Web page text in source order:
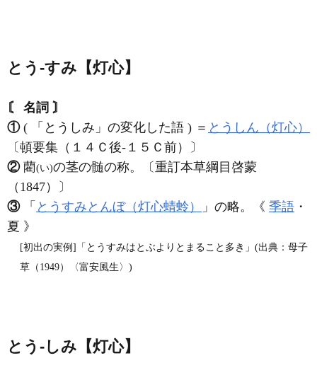
とう‐すみ【灯心】
〘 名詞 〙
①( 「とうしみ」の変化した語 ) ＝ とうしん（灯心）
〔頓要集（１４Ｃ後‐１５Ｃ前）〕
②藺(い)の茎の髄の称。〔重訂本草綱目啓蒙
（1847）〕
③「 とうすみとんぼ（灯心蜻蛉） 」の略。《 季語 ・
夏 》
[初出の実例]「とうすみはとぶよりとまること多き」(出典：母子
草（1949）〈富安風生〉)
とう‐しみ【灯心】